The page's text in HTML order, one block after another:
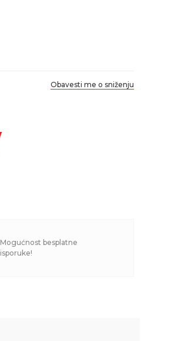
Obavesti me o sniženju
Mogućnost besplatne
isporuke!